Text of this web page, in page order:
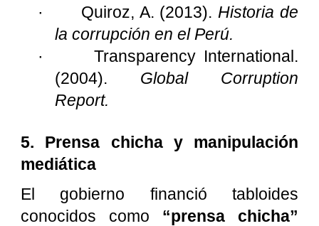
·
Quiroz, A. (2013). Historia de
la corrupción en el Perú.
·
Transparency International.
(2004). Global Corruption
Report.
5. Prensa chicha y manipulación
mediática
El gobierno financió tabloides
conocidos como “prensa chicha”